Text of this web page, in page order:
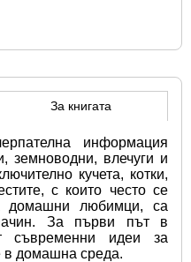
За книгата
информация
земноводни, влечуги и
кучета, котки,
с които често се
домашни любимци, са
За първи път в
съвременни идеи за
в домашна среда.